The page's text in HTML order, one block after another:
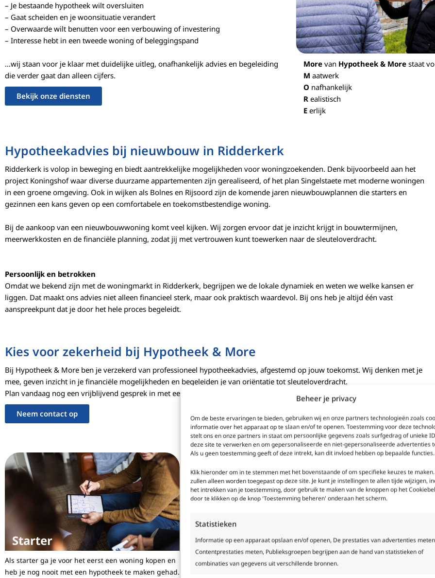
Beheer je privacy
Om de beste ervaringen te bieden, gebruiken wij en onze partners technologieën zoals
informatie over het apparaat op te slaan en/of te openen. Toestemming voor deze
stelt ons en onze partners in staat om persoonlijke gegevens zoals surfgedrag of unieke
deze site te verwerken en om gepersonaliseerde en niet-gepersonaliseerde advertenties
Als u geen toestemming geeft of deze intrekt, kan dit invloed hebben op bepaalde functies.
Klik hieronder om in te stemmen met het bovenstaande of om specifieke keuzes te maken.
zullen alleen worden toegepast op deze site. Je kunt je instellingen te allen tijde wijzigen,
het intrekken van je toestemming, door gebruik te maken van de knoppen op het
door te klikken op de knop 'Toestemming beheren' onderaan het scherm.
Statistieken
Informatie op een apparaat opslaan en/of openen, De prestaties van advertenties
Contentprestaties meten, Publieksgroepen begrijpen aan de hand van statistieken of
combinaties van gegevens uit verschillende bronnen.
– Je bestaande hypotheek wilt oversluiten
– Gaat scheiden en je woonsituatie verandert
– Overwaarde wilt benutten voor een verbouwing of investering
– Interesse hebt in een tweede woning of beleggingspand
…wij staan voor je klaar met duidelijke uitleg, onafhankelijk advies en begeleiding
die verder gaat dan alleen cijfers.
Bekijk onze diensten
More van Hypotheek & More staat
M aatwerk
O nafhankelijk
R ealistisch
E erlijk
Hypotheekadvies bij nieuwbouw in Ridderkerk
Ridderkerk is volop in beweging en biedt aantrekkelijke mogelijkheden voor woningzoekenden. Denk bijvoorbeeld aan het
project Koningshof waar diverse duurzame appartementen zijn gerealiseerd, of het plan Singelstaete met moderne woningen
in een groene omgeving. Ook in wijken als Bolnes en Rijsoord zijn de komende jaren nieuwbouwplannen die starters en
gezinnen een kans geven op een comfortabele en toekomstbestendige woning.
Bij de aankoop van een nieuwbouwwoning komt veel kijken. Wij zorgen ervoor dat je inzicht krijgt in bouwtermijnen,
meerwerkkosten en de financiële planning, zodat jij met vertrouwen kunt toewerken naar de sleuteloverdracht.
Persoonlijk en betrokken
Omdat we bekend zijn met de woningmarkt in Ridderkerk, begrijpen we de lokale dynamiek en weten we welke kansen er
liggen. Dat maakt ons advies niet alleen financieel sterk, maar ook praktisch waardevol. Bij ons heb je altijd één vast
aanspreekpunt dat je door het hele proces begeleidt.
Kies voor zekerheid bij Hypotheek & More
Bij Hypotheek & More ben je verzekerd van professioneel hypotheekadvies, afgestemd op jouw toekomst. Wij denken met je
mee, geven inzicht in je financiële mogelijkheden en begeleiden je van oriëntatie tot sleuteloverdracht.
Plan vandaag nog een vrijblijvend gesprek in met een van onze adviseurs.
Neem contact op
Starter
Als starter ga je voor het eerst een woning kopen en
heb je nog nooit met een hypotheek te maken gehad.
Ophogen voor verbouwen
Wist je dat het ophogen van de hypotheek voor